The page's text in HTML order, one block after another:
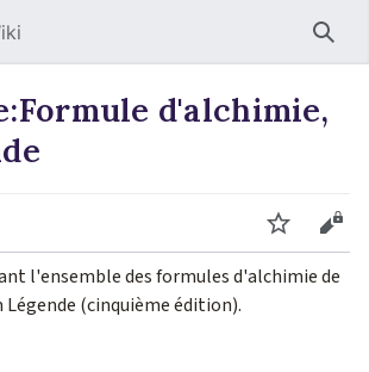
:Formule d'alchimie,
Suivre
l'ensemble des formules d'alchimie de
(cinquième édition).